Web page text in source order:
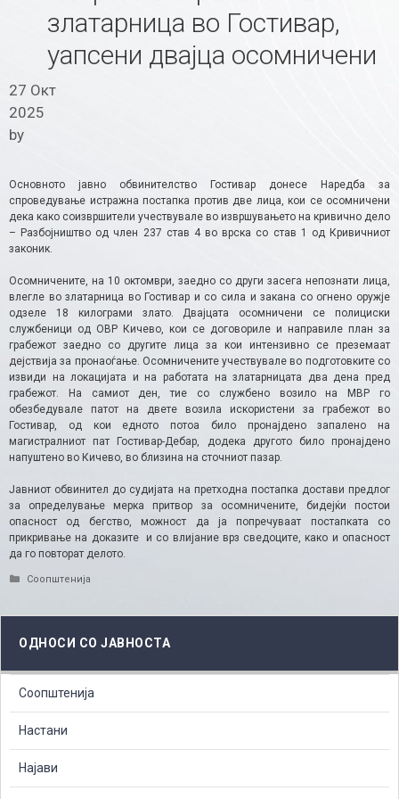
златарница во Гостивар,
уапсени двајца осомничени
27 Окт
2025
by
Основното јавно обвинителство Гостивар донесе Наредба за
спроведување истражна постапка против две лица, кои се осомничени
дека како соизвршители учествувале во извршувањето на кривично дело
– Разбојништво од член 237 став 4 во врска со став 1 од Кривичниот
законик.
Осомничените, на 10 октомври, заедно со други засега непознати лица,
влегле во златарница во Гостивар и со сила и закана со огнено оружје
одзеле 18 килограми злато. Двајцата осомничени се полициски
службеници од ОВР Кичево, кои се договориле и направиле план за
грабежот заедно со другите лица за кои интензивно се преземаат
дејствија за пронаоѓање. Осомничените учествувале во подготовките со
извиди на локацијата и на работата на златарницата два дена пред
грабежот. На самиот ден, тие со службено возило на МВР го
обезбедувале патот на двете возила искористени за грабежот во
Гостивар, од кои едното потоа било пронајдено запалено на
магистралниот пат Гостивар-Дебар, додека другото било пронајдено
напуштено во Кичево, во близина на сточниот пазар.
Јавниот обвинител до судијата на претходна постапка достави предлог
за определување мерка притвор за осомничените, бидејќи постои
опасност од бегство, можност да ја попречуваат постапката со
прикривање на доказите и со влијание врз сведоците, како и опасност
да го повторат делото.
Categories
Соопштенија
ОДНОСИ СО ЈАВНОСТА
Соопштенија
Настани
Најави